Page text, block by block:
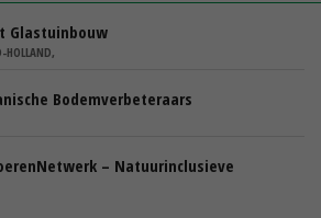
Glastuinbouw
HOLLAND,
Bodemverbeteraars
– Natuurinclusieve